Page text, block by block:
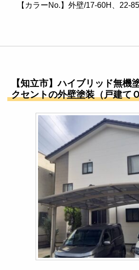
【カラーNo.】外壁/17-60H、22-
【知立市】ハイブリッド無機
クセントの外壁塗装（戸建てＯ